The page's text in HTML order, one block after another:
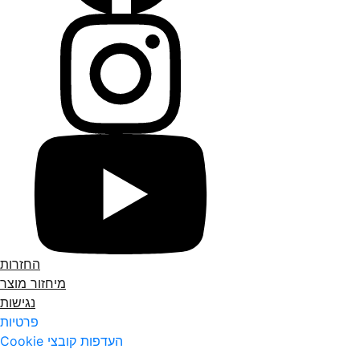
החזרות
מיחזור מוצר
נגישות
פרטיות
העדפות קובצי Cookie